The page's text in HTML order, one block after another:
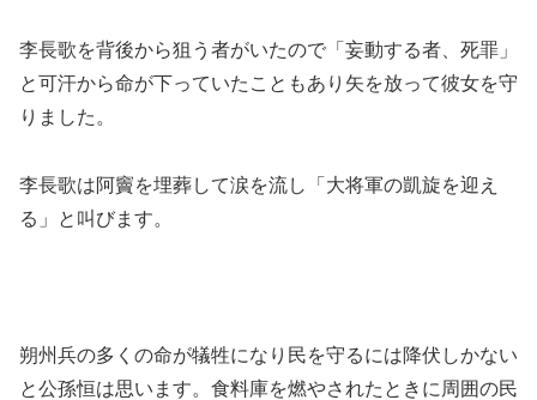
李長歌を背後から狙う者がいたので「妄動する者、死罪」
と可汗から命が下っていたこともあり矢を放って彼女を守
りました。
李長歌は阿竇を埋葬して涙を流し「大将軍の凱旋を迎え
る」と叫びます。
朔州兵の多くの命が犠牲になり民を守るには降伏しかない
と公孫恒は思います。食料庫を燃やされたときに周囲の民